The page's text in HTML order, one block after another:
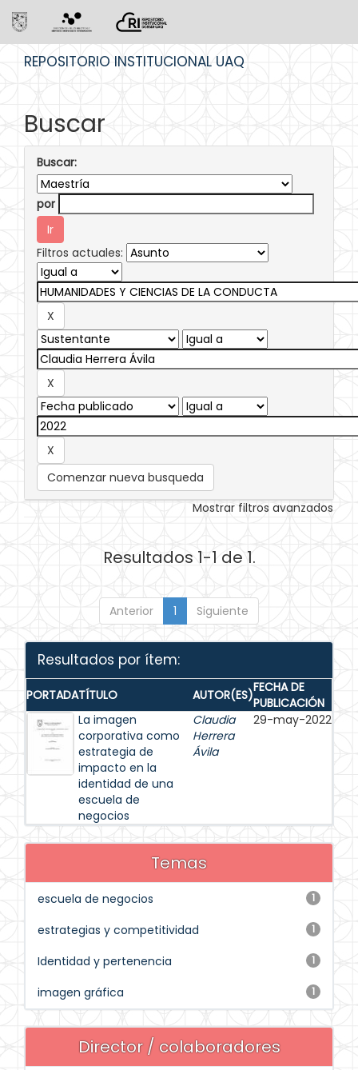
REPOSITORIO INSTITUCIONAL UAQ
Buscar
Buscar:
por
Filtros actuales:
Comenzar nueva busqueda
Mostrar filtros avanzados
Resultados 1-1 de 1.
Anterior 1 Siguiente
Resultados por ítem:
PORTADATÍTULO AUTOR(ES)FECHA DE
PUBLICACIÓN
La imagen
corporativa como
estrategia de
impacto en la
identidad de una
escuela de
negocios
Claudia
Herrera
Ávila
29-may-2022
Temas
1
escuela de negocios
1
estrategias y competitividad
1
Identidad y pertenencia
1
imagen gráfica
Director / colaboradores